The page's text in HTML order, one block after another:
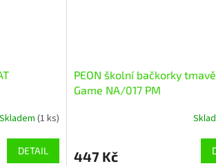
Skladem (1 ks)
DETAIL
PEON školní bačkorky
Game NA/017 PM
447 Kč